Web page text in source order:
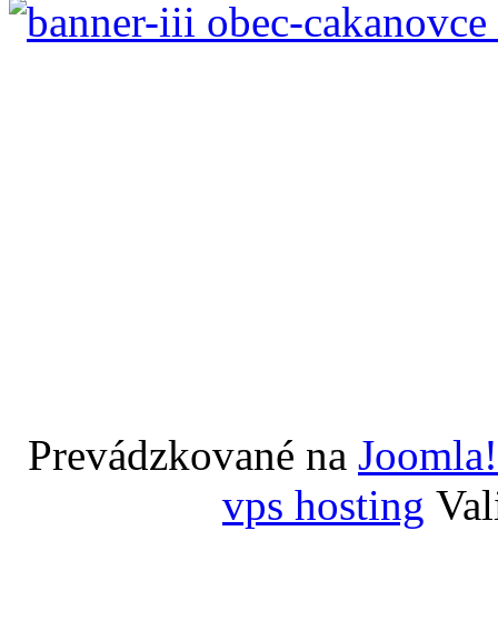
Prevádzkované na Joomla!
vps hosting